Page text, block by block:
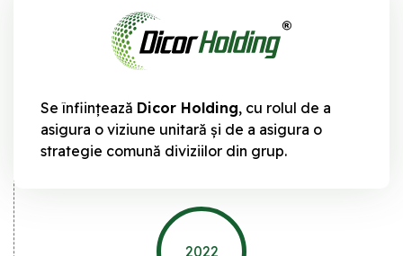
Se înființează Dicor Holding, cu rolul de a
asigura o viziune unitară și de a asigura o
2022